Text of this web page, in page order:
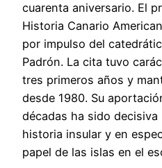
cuarenta aniversario. El
Historia Canario
por impulso del
Padrón. La cita tuvo
tres primeros años y
desde 1980. Su
décadas ha sido
historia insular y en
papel de las islas en el